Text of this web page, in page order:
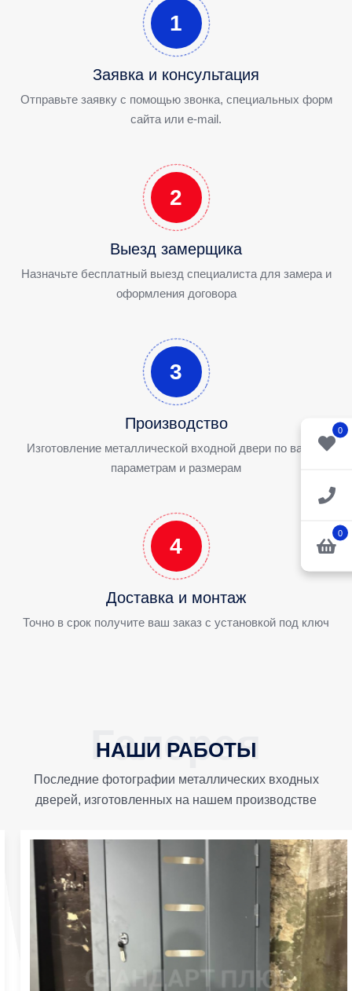
0
0
1
Заявка и консультация
Отправьте заявку с помощью звонка, специальных форм
сайта или e-mail.
2
Выезд замерщика
Назначьте бесплатный выезд специалиста для замера и
оформления договора
3
Производство
Изготовление металлической входной двери по вашим
параметрам и размерам
4
Доставка и монтаж
Точно в срок получите ваш заказ с установкой под ключ
НАШИ РАБОТЫ
Последние фотографии металлических входных
дверей, изготовленных на нашем производстве